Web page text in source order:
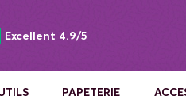
Excellent 4.9/5
PAPETERIE